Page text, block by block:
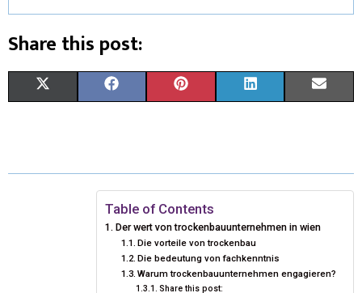
Share this post:
W E
B
O
O
T
R
E
S
K
D
I
I
Table of Contents
Der wert von trockenbauunternehmen in wien
Die vorteile von trockenbau
Die bedeutung von fachkenntnis
Warum trockenbauunternehmen engagieren?
Share this post: